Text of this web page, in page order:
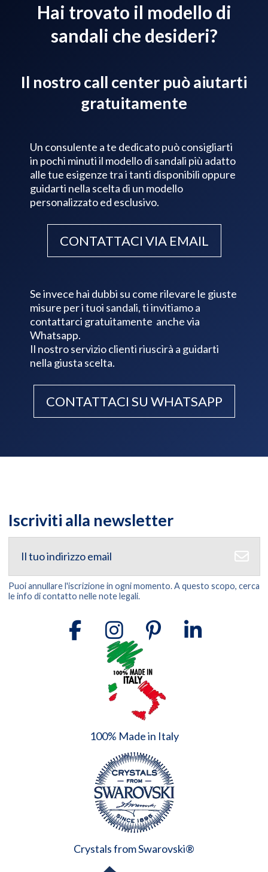
Hai trovato il modello di
sandali che desideri?
Il nostro call center può aiutarti
gratuitamente
Un consulente a te dedicato può consigliarti
in pochi minuti il modello di sandali più adatto
alle tue esigenze tra i tanti disponibili oppure
guidarti nella scelta di un modello
personalizzato ed esclusivo.
CONTATTACI VIA EMAIL
Se invece hai dubbi su come rilevare le giuste
misure per i tuoi sandali, ti invitiamo a
contattarci gratuitamente anche via
Whatsapp.
Il nostro servizio clienti riuscirà a guidarti
nella giusta scelta.
CONTATTACI SU WHATSAPP
Iscriviti alla newsletter
Puoi annullare l'iscrizione in ogni momento. A questo scopo, cerca
le info di contatto nelle note legali.
100% Made in Italy
Crystals from Swarovski®